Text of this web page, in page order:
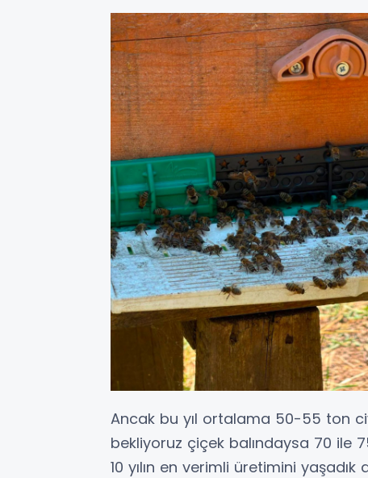
Ancak bu yıl ortalama 50-55 ton
bekliyoruz çiçek balındaysa 70 ile
10 yılın en verimli üretimini